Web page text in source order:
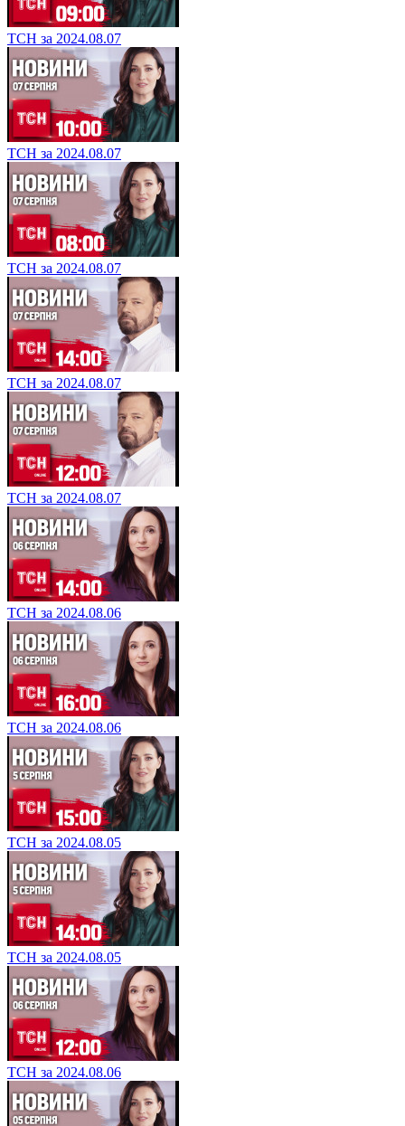
ТСН за 2024.08.07
ТСН за 2024.08.07
ТСН за 2024.08.07
ТСН за 2024.08.07
ТСН за 2024.08.07
ТСН за 2024.08.06
ТСН за 2024.08.06
ТСН за 2024.08.05
ТСН за 2024.08.05
ТСН за 2024.08.06